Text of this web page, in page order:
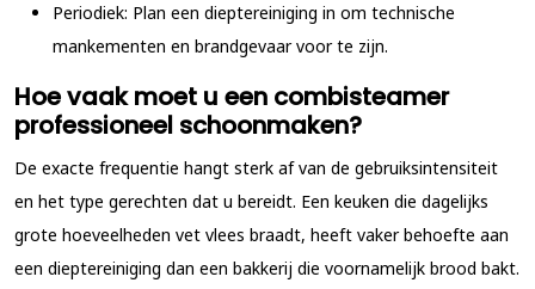
Periodiek: Plan een dieptereiniging in om technische
mankementen en brandgevaar voor te zijn.
Hoe vaak moet u een combisteamer
professioneel schoonmaken?
De exacte frequentie hangt sterk af van de gebruiksintensiteit
en het type gerechten dat u bereidt. Een keuken die dagelijks
grote hoeveelheden vet vlees braadt, heeft vaker behoefte aan
een dieptereiniging dan een bakkerij die voornamelijk brood bakt.